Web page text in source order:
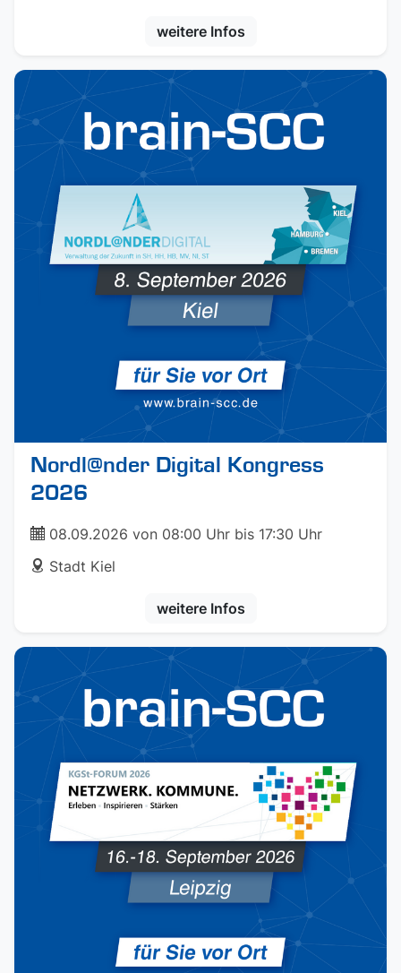
weitere Infos
Nordl@nder Digital Kongress
2026
ticket08.09.2026 von 08:00 Uhr bis 17:30 Uhr
address
Stadt Kiel
weitere Infos